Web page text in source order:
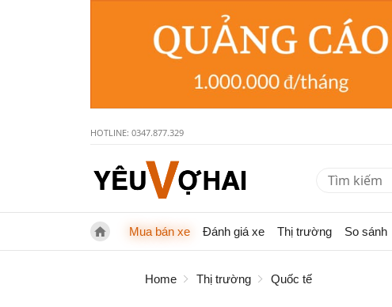
HOTLINE: 0347.877.329
Mua bán xe Đánh giá xe Thị trường So sánh
Home Thị trường Quốc tế